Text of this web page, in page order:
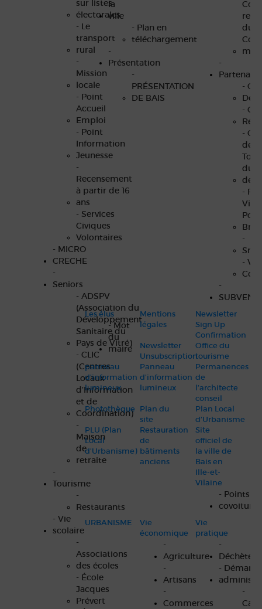
sur listes
électorales
- Le
transport
rural
-
Mission
locale
- Point
Accueil
Emploi
- Point
Information
Jeunesse
-
Recensement
à partir de 16
ans
- Services
Civiques
Volontaires
- MICRO
CRECHE
-
Seniors
- ADSPV
(Association du
Développement
Sanitaire du
Pays de Vitré)
- CLIC
(Centres
Locaux
d’Information
et de
Coordination)
-
Maison
de
retraite
-
Tourisme
-
Restaurants
- Vie
scolaire
-
Associations
des écoles
- École
Jacques
Prévert
la
ville
- Plan en
téléchargement
-
Présentation
-
PRÉSENTATION
DE BAIS
du
-
-
-
-
de
du
de
-
Vitré
-
-
-
Les élus
- Mot
du
maire
Mentions
légales
Newsletter
Sign Up
Confirmation
Newsletter
Unsubscription
Office du
tourisme
panneau
d’information
lumineux
Panneau
d’information
lumineux
Permanences
de
l’architecte
conseil
Photothèque Plan du
site
Plan Local
d’Urbanisme
PLU (Plan
Local
d’Urbanisme)
Restauration
de
bâtiments
anciens
Site
officiel de
la ville de
Bais en
Ille-et-
Vilaine
- Points de
URBANISME
Vie
économique
-
Agriculture
-
Artisans
-
Commerces
Vie
pratique
-
-
-